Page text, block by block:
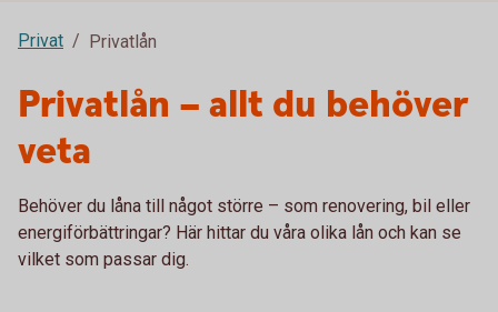
Privat Privatlån
Privatlån – allt du behöver
veta
Behöver du låna till något större – som renovering, bil eller
energiförbättringar? Här hittar du våra olika lån och kan se
vilket som passar dig.